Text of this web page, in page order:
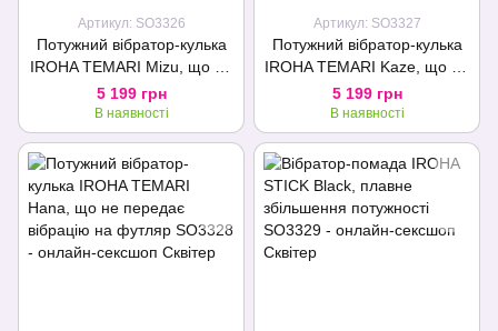
Артикул: SO3326
Потужний вібратор-кулька
IROHA TEMARI Mizu, що не
передає вібрацію на
футляр
5 199 грн
В наявності
Артикул: SO3327
Потужний вібратор-кулька
IROHA TEMARI Kaze, що не
передає вібрацію на
футляр
5 199 грн
В наявності